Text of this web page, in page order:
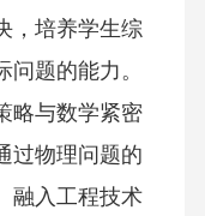
，培养学生综
题的能力。
略与数学紧密
过物理问题的
融入工程技术